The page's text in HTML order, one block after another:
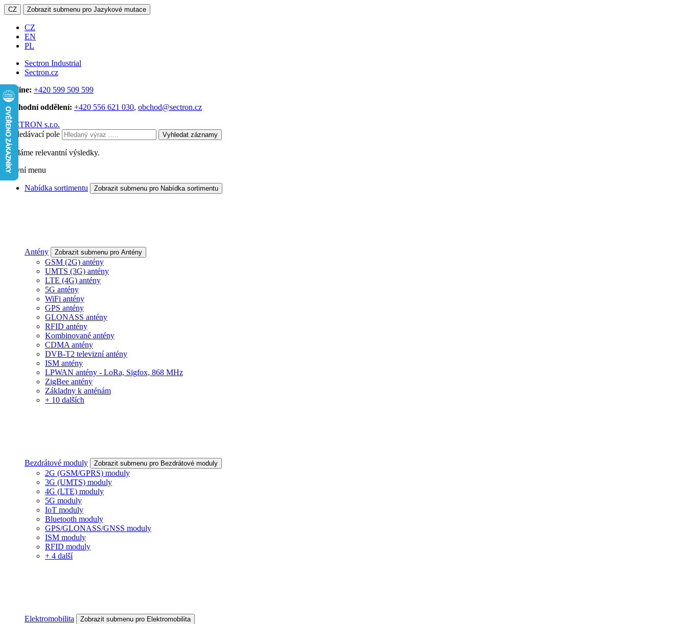
CZ Zobrazit submenu pro Jazykové mutace
CZ
EN
PL
Sectron Industrial
Sectron.cz
Hotline: +420 599 509 599
Obchodní oddělení: +420 556 621 030, obchod@sectron.cz
SECTRON s.r.o.
Vyhledávací pole
Vyhledat záznamy
Hledáme relevantní výsledky.
Hlavní menu
Nabídka sortimentu Zobrazit submenu pro Nabídka sortimentu
Antény Zobrazit submenu pro Antény
GSM (2G) antény
UMTS (3G) antény
LTE (4G) antény
5G antény
WiFi antény
GPS antény
GLONASS antény
RFID antény
Kombinované antény
CDMA antény
DVB-T2 televizní antény
ISM antény
LPWAN antény - LoRa, Sigfox, 868 MHz
ZigBee antény
Základny k anténám
+ 10 dalších
Bezdrátové moduly Zobrazit submenu pro Bezdrátové moduly
2G (GSM/GPRS) moduly
3G (UMTS) moduly
4G (LTE) moduly
5G moduly
IoT moduly
Bluetooth moduly
GPS/GLONASS/GNSS moduly
ISM moduly
RFID moduly
+ 4 další
Elektromobilita Zobrazit submenu pro Elektromobilita